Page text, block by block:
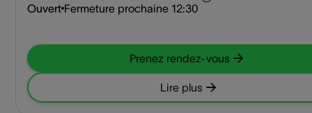
Ouvert Fermeture prochaine 12:30
Prenez rendez-vous
Lire plus